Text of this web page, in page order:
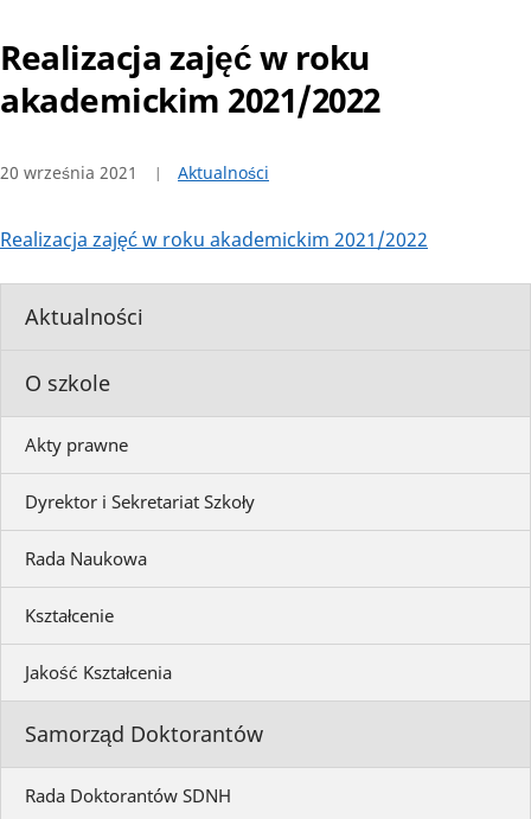
Aktualności
O szkole
Akty prawne
Dyrektor i Sekretariat Szkoły
Rada Naukowa
Kształcenie
Jakość Kształcenia
Samorząd Doktorantów
Rada Doktorantów SDNH
Realizacja zajęć w roku
akademickim 2021/2022
20 września 2021 Aktualności
Realizacja zajęć w roku akademickim 2021/2022